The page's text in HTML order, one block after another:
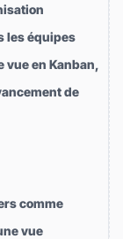
les équipes
en Kanban,
de
comme
vue